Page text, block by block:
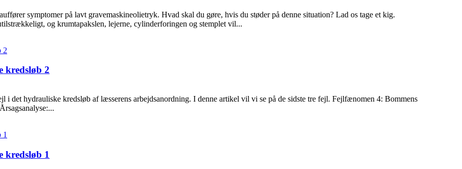
symptomer på lavt gravemaskineolietryk. Hvad skal du gøre, hvis du støder på denne situation? Lad os tage et kig.
og krumtapakslen, lejerne, cylinderforingen og stemplet vil...
kredsløb 2
i det hydrauliske kredsløb af læsserens arbejdsanordning. I denne artikel vil vi se på de sidste tre fejl. Fejlfænomen 4: Bommens
kredsløb 1